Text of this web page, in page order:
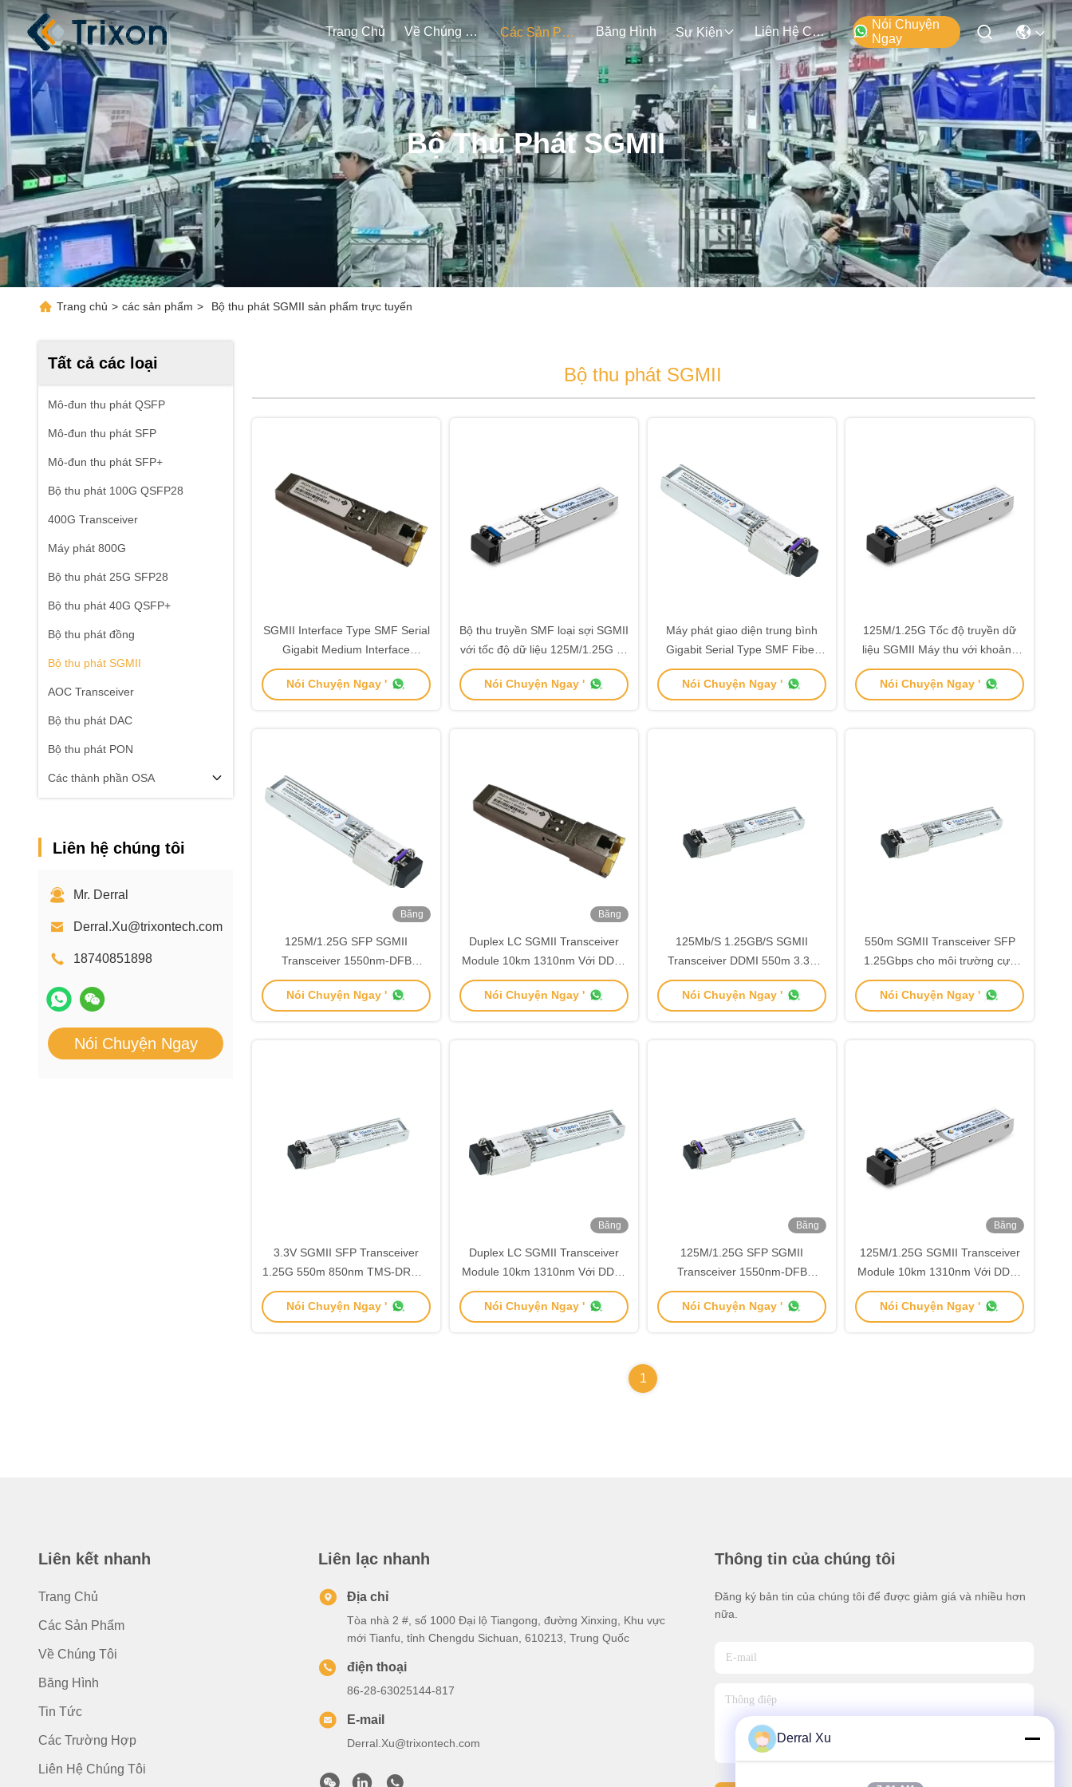
Trang Chủ Về Chúng Tôi Các Sản Phẩm Băng Hình Sự Kiện Liên Hệ Chúng Tôi
Nói Chuyện
Ngay
Bộ Thu Phát SGMII
Trang chủ > các sản phẩm > Bộ thu phát SGMII sản phẩm trực tuyến
Tất cả các loại
Mô-đun thu phát QSFP
Mô-đun thu phát SFP
Mô-đun thu phát SFP+
Bộ thu phát 100G QSFP28
400G Transceiver
Máy phát 800G
Bộ thu phát 25G SFP28
Bộ thu phát 40G QSFP+
Bộ thu phát đồng
Bộ thu phát SGMII
AOC Transceiver
Bộ thu phát DAC
Bộ thu phát PON
Các thành phần OSA
Liên hệ chúng tôi
Mr. Derral
Derral.Xu@trixontech.com
18740851898
Nói Chuyện Ngay
Bộ thu phát SGMII
SGMII Interface Type SMF Serial
Gigabit Medium Interface
Transceiver phù hợp với MSA
SFP Specification SFF-8472 để
Nói Chuyện Ngay '
Bộ thu truyền SMF loại sợi SGMII
với tốc độ dữ liệu 125M/1.25G và
laser 1550nm-DFB
Nói Chuyện Ngay '
Máy phát giao diện trung bình
Gigabit Serial Type SMF Fiber
với giao diện kết nối LC Duplex
Nói Chuyện Ngay '
125M/1.25G Tốc độ truyền dữ
liệu SGMII Máy thu với khoảng
cách 40km và Laser 1550nm-
DFB
Nói Chuyện Ngay '
Băng
125M/1.25G SFP SGMII
Transceiver 1550nm-DFB
Khoảng cách 40km
Nói Chuyện Ngay '
Băng
Duplex LC SGMII Transceiver
Module 10km 1310nm Với DDMI
TMS-DR10-31DCR
Nói Chuyện Ngay '
125Mb/S 1.25GB/S SGMII
Transceiver DDMI 550m 3.3V
TTL Hot Pluggable GR-468-
CORE
Nói Chuyện Ngay '
550m SGMII Transceiver SFP
1.25Gbps cho môi trường cực
đoan
Nói Chuyện Ngay '
3.3V SGMII SFP Transceiver
1.25G 550m 850nm TMS-DRM5-
85DIR
Nói Chuyện Ngay '
Băng
Duplex LC SGMII Transceiver
Module 10km 1310nm Với DDMI
TMS-DR10-31DCR
Nói Chuyện Ngay '
Băng
125M/1.25G SFP SGMII
Transceiver 1550nm-DFB
Khoảng cách 40km
Nói Chuyện Ngay '
Băng
125M/1.25G SGMII Transceiver
Module 10km 1310nm Với DDMI
TMS-DR10-31DIR
Nói Chuyện Ngay '
1
Liên kết nhanh
Trang Chủ
Các Sản Phẩm
Về Chúng Tôi
Băng Hình
Tin Tức
Các Trường Hợp
Liên Hệ Chúng Tôi
Liên lạc nhanh
Địa chỉ
Tòa nhà 2 #, số 1000 Đại lộ Tiangong, đường Xinxing, Khu vực
mới Tianfu, tỉnh Chengdu Sichuan, 610213, Trung Quốc
điện thoại
86-28-63025144-817
E-mail
Derral.Xu@trixontech.com
Thông tin của chúng tôi
Đăng ký bản tin của chúng tôi để được giảm giá và nhiều hơn
nữa.
Derral Xu